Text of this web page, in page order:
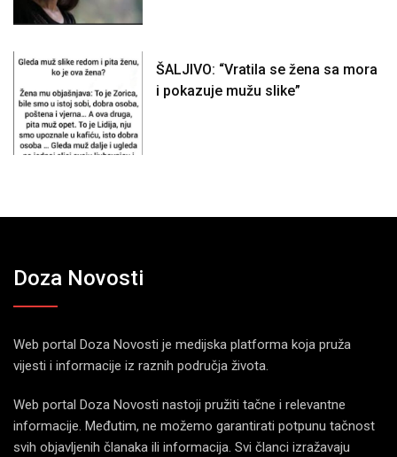
ŠALJIVO: “Vratila se žena sa mora
i pokazuje mužu slike”
Doza Novosti
Web portal Doza Novosti je medijska platforma koja pruža
vijesti i informacije iz raznih područja života.
Web portal Doza Novosti nastoji pružiti tačne i relevantne
informacije. Međutim, ne možemo garantirati potpunu tačnost
svih objavljenih članaka ili informacija. Svi članci izražavaju